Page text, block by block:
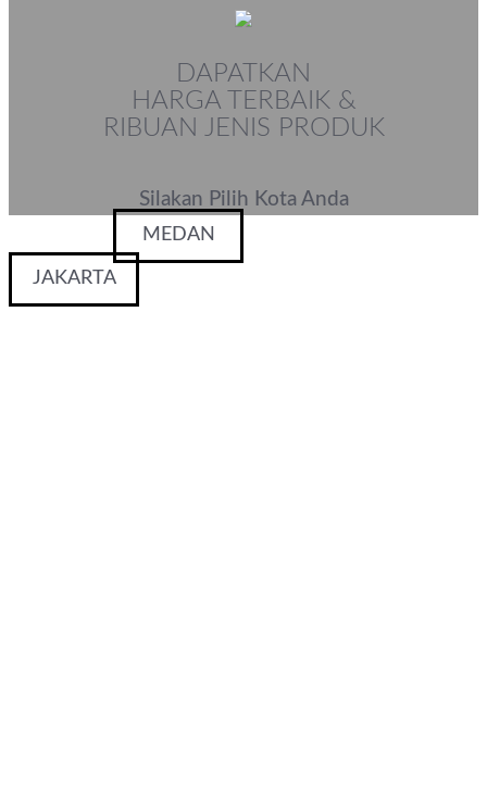
DAPATKAN
HARGA TERBAIK &
RIBUAN JENIS PRODUK
Silakan Pilih Kota Anda
MEDAN
JAKARTA